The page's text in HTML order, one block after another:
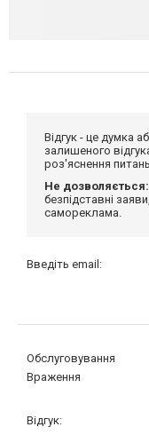
Відгук - це думка
залишеного
роз'яснення
Не дозволяється:
безпідставні
самореклама.
Введіть email:
Обслуговування
Враження
Відгук: